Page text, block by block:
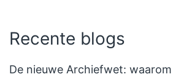
Recente blogs
De nieuwe Archiefwet: waarom